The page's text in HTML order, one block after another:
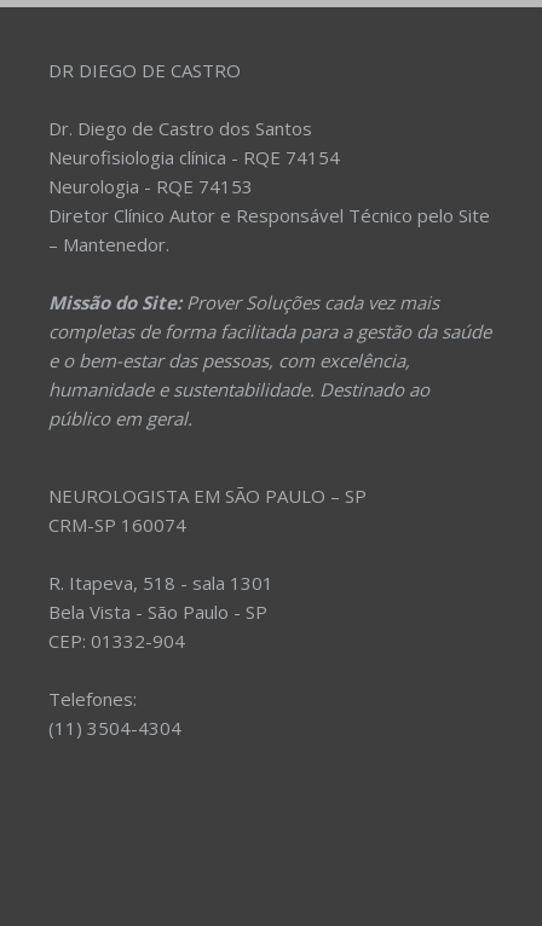
DR DIEGO DE CASTRO
Dr. Diego de Castro dos Santos
Neurofisiologia clínica - RQE 74154
Neurologia - RQE 74153
Diretor Clínico Autor e Responsável Técnico pelo Site
– Mantenedor.
Missão do Site:Prover Soluções cada vez mais
completas de forma facilitada para a gestão da saúde
e o bem-estar das pessoas, com excelência,
humanidade e sustentabilidade. Destinado ao
público em geral.
NEUROLOGISTA EM SÃO PAULO – SP
CRM-SP 160074
R. Itapeva, 518 - sala 1301
Bela Vista - São Paulo - SP
CEP: 01332-904
Telefones:
(11) 3504-4304